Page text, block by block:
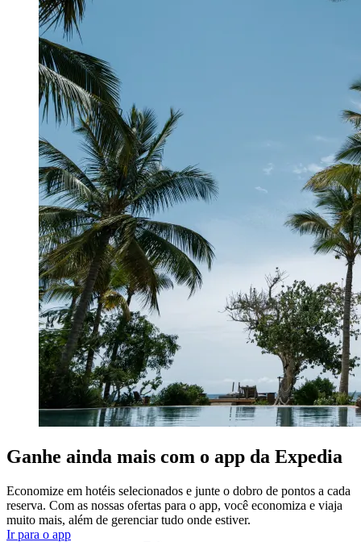
Ganhe ainda mais com o app da Expedia
Economize em hotéis selecionados e junte o dobro de pontos a cada
reserva. Com as nossas ofertas para o app, você economiza e viaja
muito mais, além de gerenciar tudo onde estiver.
Ir para o app